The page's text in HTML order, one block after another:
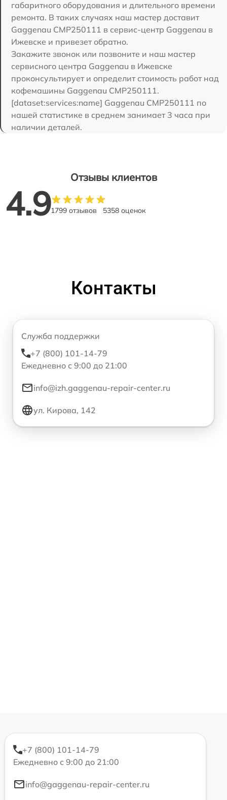
габаритного оборудования и длительного времени
ремонта. В таких случаях наш мастер доставит
Gaggenau CMP250111 в сервис-центр Gaggenau в
Ижевске и привезет обратно.
Закажите звонок или позвоните и наш мастер
сервисного центра Gaggenau в Ижевске
проконсультирует и определит стоимость работ над
кофемашины Gaggenau CMP250111.
[dataset:services:name] Gaggenau CMP250111 по
нашей статистике в среднем занимает 3 часа при
наличии деталей.
Отзывы клиентов
4.91799 отзывов 5358 оценок
Контакты
Служба поддержки
+7 (800) 101-14-79
Ежедневно с 9:00 до 21:00
info@izh.gaggenau-repair-center.ru
ул. Кирова, 142
+7 (800) 101-14-79
Ежедневно с 9:00 до 21:00
info@gaggenau-repair-center.ru